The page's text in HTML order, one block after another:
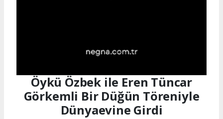
Öykü Özbek ile Eren Tüncar
Görkemli Bir Düğün Töreniyle
Dünyaevine Girdi